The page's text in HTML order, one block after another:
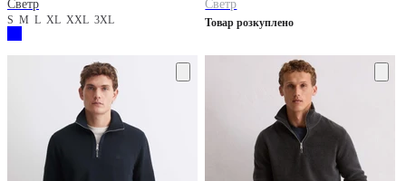
Светр
S M L XL XXL 3XL
Светр
Товар розкуплено